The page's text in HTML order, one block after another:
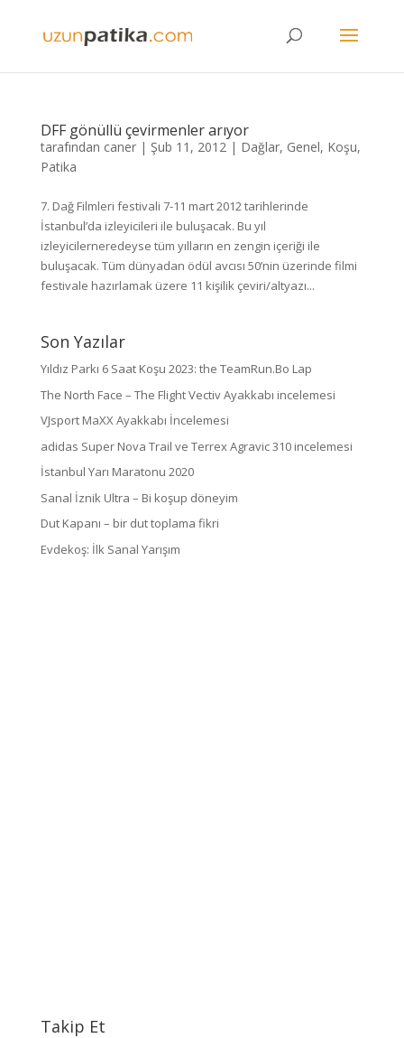
DFF gönüllü çevirmenler arıyor
tarafından caner| Şub 11, 2012| Dağlar, Genel, Koşu,
Patika
7. Dağ Filmleri festivali 7-11 mart 2012 tarihlerinde
İstanbul’da izleyicileri ile buluşacak. Bu yıl
izleyicilerneredeyse tüm yılların en zengin içeriği ile
buluşacak. Tüm dünyadan ödül avcısı 50’nin üzerinde filmi
festivale hazırlamak üzere 11 kişilik çeviri/altyazı...
Son Yazılar
Yıldız Parkı 6 Saat Koşu 2023: the TeamRun.Bo Lap
The North Face – The Flight Vectiv Ayakkabı incelemesi
VJsport MaXX Ayakkabı İncelemesi
adidas Super Nova Trail ve Terrex Agravic 310 incelemesi
İstanbul Yarı Maratonu 2020
Sanal İznik Ultra – Bi koşup döneyim
Dut Kapanı – bir dut toplama fikri
Evdekoş: İlk Sanal Yarışım
Takip Et